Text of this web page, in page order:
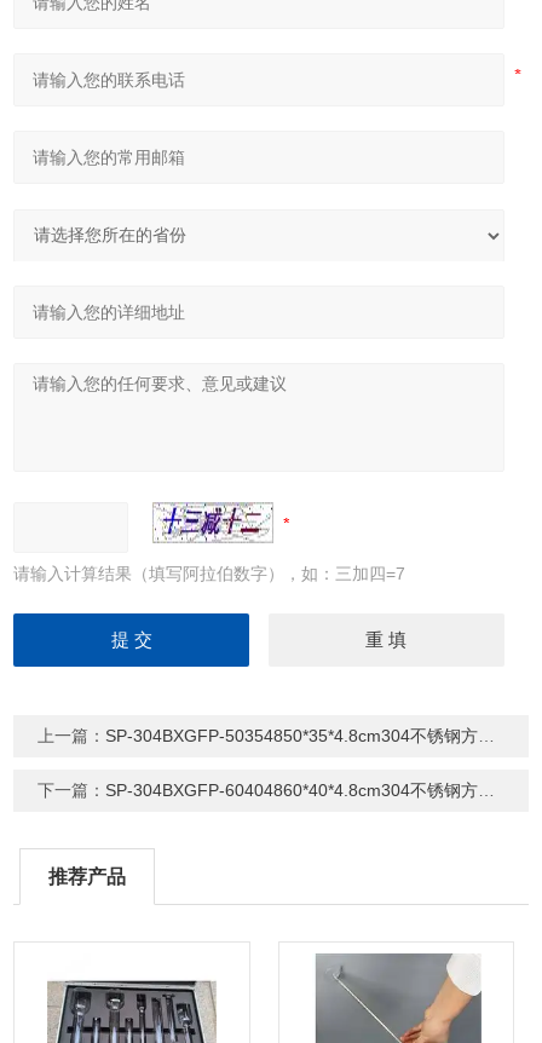
请输入计算结果（填写阿拉伯数字），如：三加四=7
上一篇： SP-304BXGFP-50354850*35*4.8cm304不锈钢方盘 方形托盘
下一篇： SP-304BXGFP-60404860*40*4.8cm304不锈钢方盘 方形托盘
推荐产品